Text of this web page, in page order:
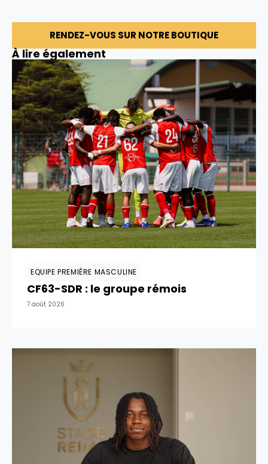
RENDEZ-VOUS SUR NOTRE BOUTIQUE
À lire également
EQUIPE PREMIÈRE MASCULINE
CF63-SDR : le groupe rémois
7 août 2026